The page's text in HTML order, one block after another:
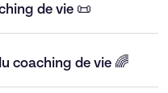
de vie 📜
coaching de vie 🌈